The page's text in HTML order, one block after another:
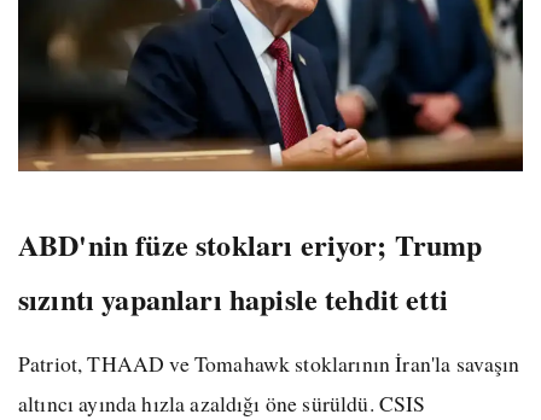
ABD'nin füze stokları eriyor; Trump
sızıntı yapanları hapisle tehdit etti
Patriot, THAAD ve Tomahawk stoklarının İran'la savaşın
altıncı ayında hızla azaldığı öne sürüldü. CSIS